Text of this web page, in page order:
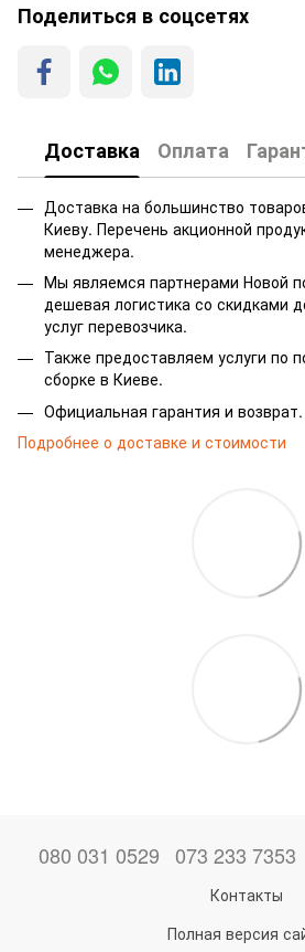
Поделиться в соцсетях
Доставка Оплата
Доставка на большинство
Киеву. Перечень акционной
менеджера.
Мы являемся партнерами Новой
дешевая логистика со скидками
услуг перевозчика.
Также предоставляем услуги по
сборке в Киеве.
Официальная гарантия и возврат.
Подробнее о доставке и стоимости
080 031 0529 073 233 7353
Контакты
Полная версия